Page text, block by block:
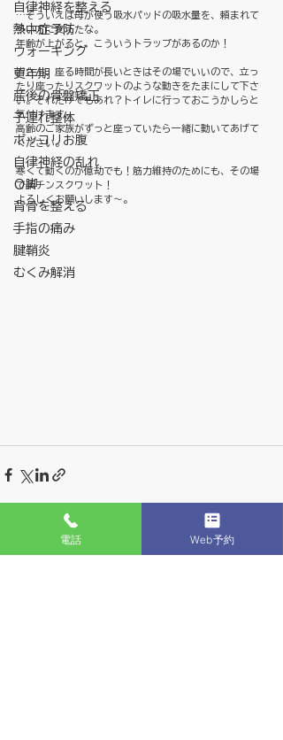
自律神経を整える
熱中症予防
ウォーキング
更年期
産後の骨盤矯正
子連れ整体
ポッコリお腹
自律神経の乱れ
Ｏ脚
背骨を整える
手指の痛み
腱鞘炎
むくみ解消
…そういえば母が使う吸水パッドの吸水量を、頼まれて
多い方に変えたな。
年齢が上がると、こういうトラップがあるのか！
皆さん、座る時間が長いときはその場でいいので、立っ
たり座ったりスクワットのような動きをたまにして下さ
い。それだけでもあれ？トイレに行っておこうかしらと
気付けます。
高齢のご家族がずっと座っていたら一緒に動いてあげて
ください。
寒くて動くのが億劫でも！筋力維持のためにも、その場
で楽チンスクワット！
よろしくお願いします～。
最新記事 すべて表示
電話 Web予約